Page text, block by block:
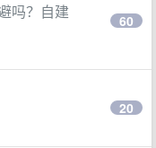
吗？自建
60
20